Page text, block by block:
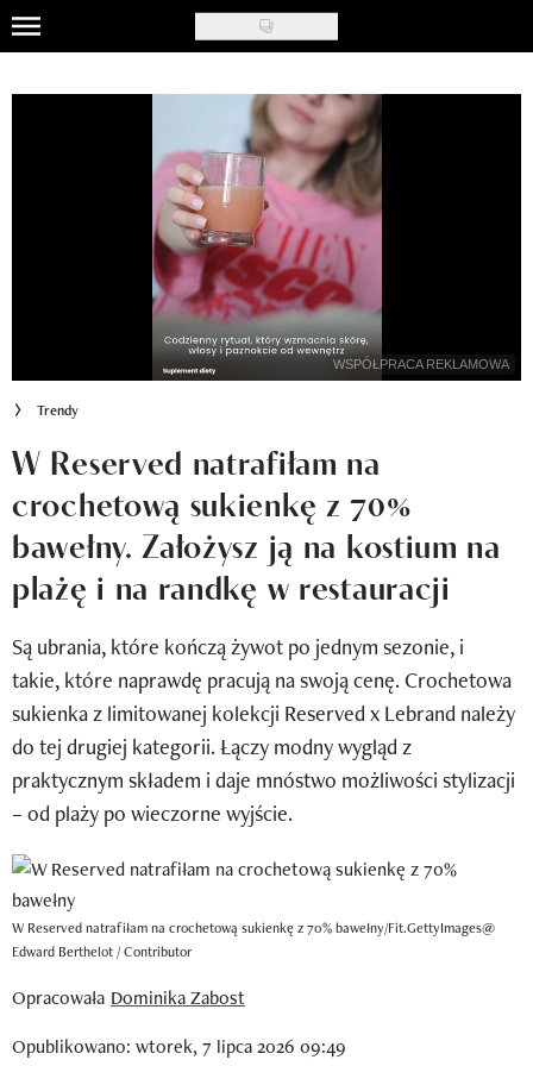
Skip
to
main
Newsy
Newsletter
Wizaz Summer Influ School
Mój profil / Zarejestruj się
Trendy
W Reserved natrafiłam na
crochetową sukienkę z 70%
bawełny. Założysz ją na kostium na
plażę i na randkę w restauracji
Są ubrania, które kończą żywot po jednym sezonie, i
takie, które naprawdę pracują na swoją cenę. Crochetowa
sukienka z limitowanej kolekcji Reserved x Lebrand należy
do tej drugiej kategorii. Łączy modny wygląd z
praktycznym składem i daje mnóstwo możliwości stylizacji
– od plaży po wieczorne wyjście.
W Reserved natrafiłam na crochetową sukienkę z 70% bawełny/Fit.GettyImages@
Edward Berthelot / Contributor
Opracowała Dominika Zabost
Opublikowano: wtorek, 7 lipca 2026 09:49